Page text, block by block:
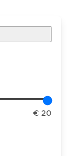
€ 20